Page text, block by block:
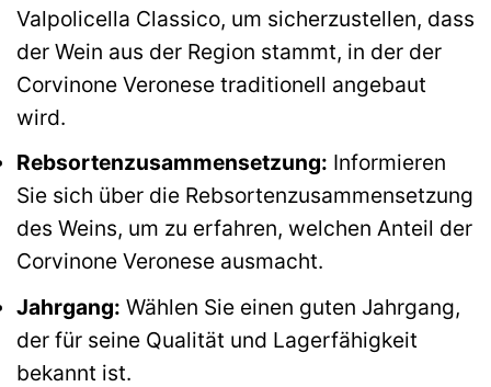
Valpolicella Classico, um sicherzustellen, dass
der Wein aus der Region stammt, in der der
Corvinone Veronese traditionell angebaut
wird.
Rebsortenzusammensetzung: Informieren
Sie sich über die Rebsortenzusammensetzung
des Weins, um zu erfahren, welchen Anteil der
Corvinone Veronese ausmacht.
Jahrgang: Wählen Sie einen guten Jahrgang,
der für seine Qualität und Lagerfähigkeit
bekannt ist.